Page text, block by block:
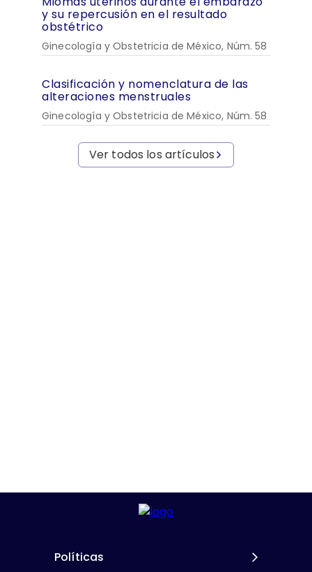
y su repercusión en el resultado
obstétrico
Ginecología y Obstetricia de México, Núm. 58
Clasificación y nomenclatura de las
alteraciones menstruales
Ginecología y Obstetricia de México, Núm. 58
Ver todos los artículos
Políticas